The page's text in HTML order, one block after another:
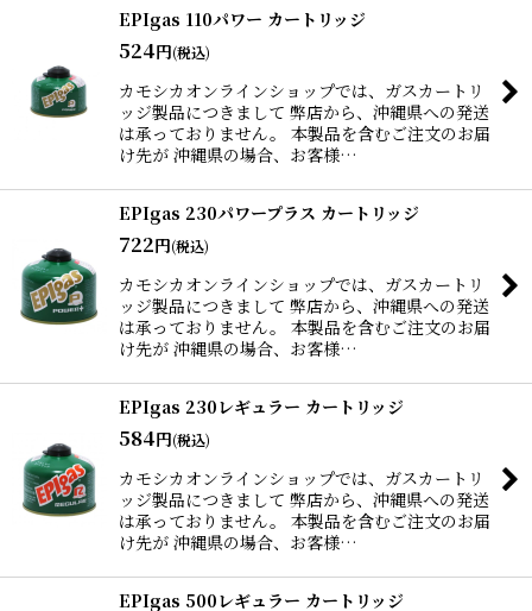
EPIgas 110パワー カートリッジ
524円(税込)
カモシカオンラインショップでは、ガスカートリ
ッジ製品につきまして 弊店から、沖縄県への発送
は承っておりません。 本製品を含むご注文のお届
け先が 沖縄県の場合、お客様…
EPIgas 230パワープラス カートリッジ
722円(税込)
カモシカオンラインショップでは、ガスカートリ
ッジ製品につきまして 弊店から、沖縄県への発送
は承っておりません。 本製品を含むご注文のお届
け先が 沖縄県の場合、お客様…
EPIgas 230レギュラー カートリッジ
584円(税込)
カモシカオンラインショップでは、ガスカートリ
ッジ製品につきまして 弊店から、沖縄県への発送
は承っておりません。 本製品を含むご注文のお届
け先が 沖縄県の場合、お客様…
EPIgas 500レギュラー カートリッジ